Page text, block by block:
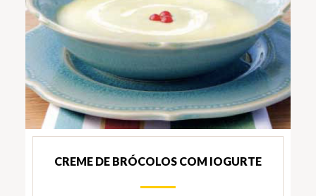
CREME DE BRÓCOLOS COM IOGURTE